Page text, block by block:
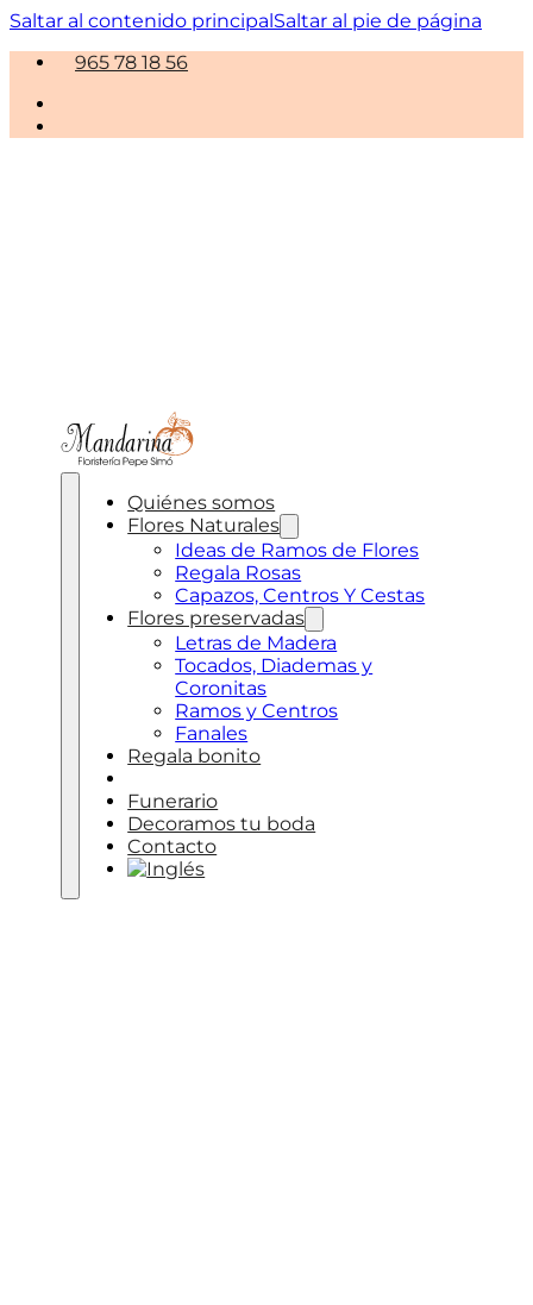
Saltar al contenido principalSaltar al pie de página
965 78 18 56
Quiénes somos
Flores Naturales
Ideas de Ramos de Flores
Regala Rosas
Capazos, Centros Y Cestas
Flores preservadas
Letras de Madera
Tocados, Diademas y
Coronitas
Ramos y Centros
Fanales
Regala bonito
Funerario
Decoramos tu boda
Contacto